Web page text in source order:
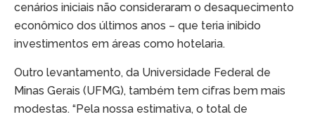
cenários iniciais não consideraram o desaquecimento
econômico dos últimos anos – que teria inibido
investimentos em áreas como hotelaria.
Outro levantamento, da Universidade Federal de
Minas Gerais (UFMG), também tem cifras bem mais
modestas. “Pela nossa estimativa, o total de